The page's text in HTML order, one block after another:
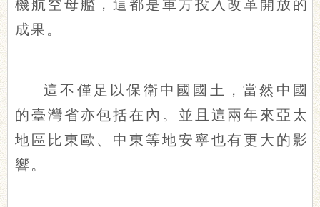
機航空母艦，這都是軍方投入改革開放的
成果。
這不僅足以保衛中國國土，當然中國
的臺灣省亦包括在內。並且這兩年來亞太
地區比東歐、中東等地安寧也有更大的影
響。